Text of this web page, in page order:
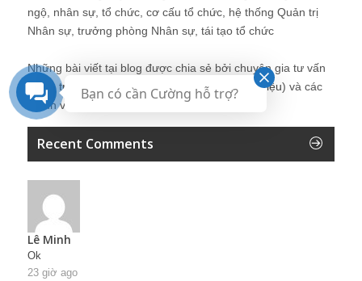
ngộ, nhân sự, tổ chức, cơ cấu tổ chức, hệ thống Quản trị
Nhân sự, trưởng phòng Nhân sự, tái tạo tổ chức
Những bài viết tại blog được chia sẻ bởi chuyên gia tư vấn
Quản trị Nhân sự Nguyễn Hùng Cường (giới thiệu) và các
thành viên khác trong cộng đồng Nhân sự.
Recent Comments
Lê Minh
Ok
23 giờ ago
Bạn có cần Cường hỗ trợ?